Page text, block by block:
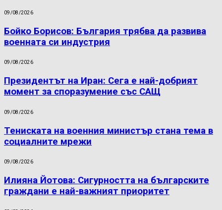
09/08/2026
Бойко Борисов: България трябва да развива
военната си индустрия
09/08/2026
Президентът на Иран: Сега е най-добрият
момент за споразумение със САЩ
09/08/2026
Тениската на военния министър стана тема в
социалните мрежи
09/08/2026
Илияна Йотова: Сигурността на българските
граждани е най-важният приоритет